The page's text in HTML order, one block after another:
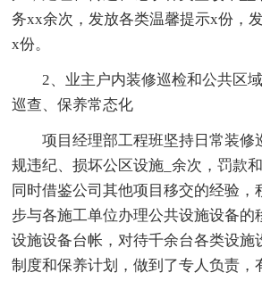
务xx余次，发放各类温馨提示x份，
x份。
2、业主户内装修巡检和公共区
巡查、保养常态化
项目经理部工程班坚持日常装修
规违纪、损坏公区设施_余次，罚款
同时借鉴公司其他项目移交的经验，
步与各施工单位办理公共设施设备的
设施设备台帐，对待千余台各类设施
制度和保养计划，做到了专人负责，